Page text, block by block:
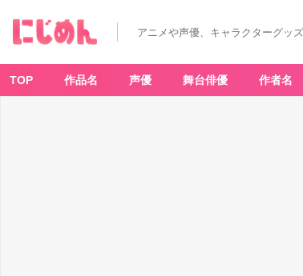
アニメや声優、キャラクターグッ
TOP 作品名 声優 舞台俳優 作者名